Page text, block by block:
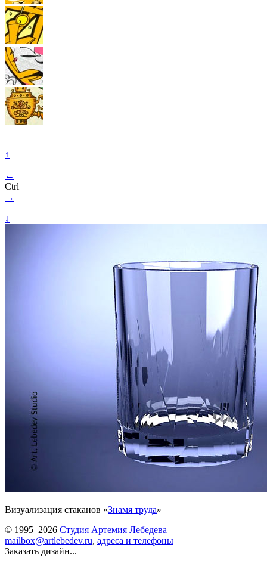
↑
←
Ctrl
→
↓
Визуализация стаканов «Знамя труда»
© 1995–2026 Студия Артемия Лебедева
mailbox@artlebedev.ru, адреса и телефоны
Заказать дизайн...